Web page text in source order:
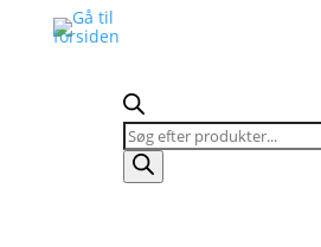
Products
search